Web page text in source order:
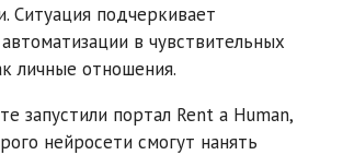
Ситуация подчеркивает
в чувствительных
личные отношения.
запустили портал Rent a Human,
нейросети смогут нанять